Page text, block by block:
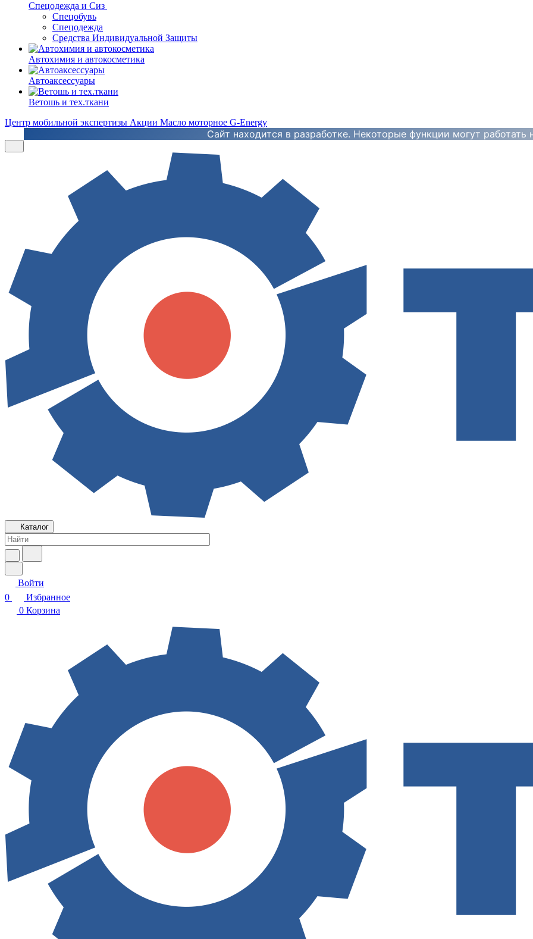
Спецодежда и Сиз
Спецобувь
Спецодежда
Средства Индивидуальной Защиты
Автохимия и автокосметика
Автоаксессуары
Ветошь и тех.ткани
Центр мобильной экспертизы Акции Масло моторное G-Energy
Сайт находится в разработке. Некоторые функции могут работать
Каталог
Войти
0
Избранное
0 Корзина